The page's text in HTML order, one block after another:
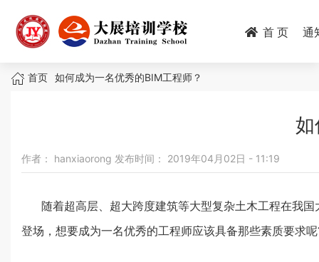
首 页 通
面首页 如何成为一名优秀的BIM工程师？
作者： hanxiaorong 发布时间： 2019年04月02日 - 11:19
随着超高层、超大跨度建筑等大型复杂土木工程在我
登场，想要成为一名优秀的工程师应该具备那些素质要求